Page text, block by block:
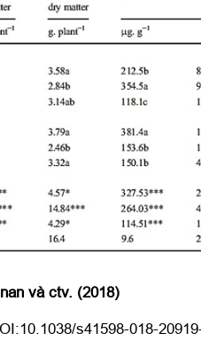
và ctv. (2018)
s41598-018-